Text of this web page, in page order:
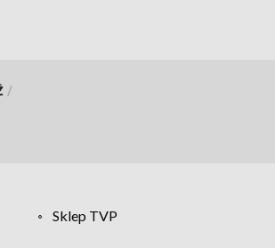
/
Sklep TVP